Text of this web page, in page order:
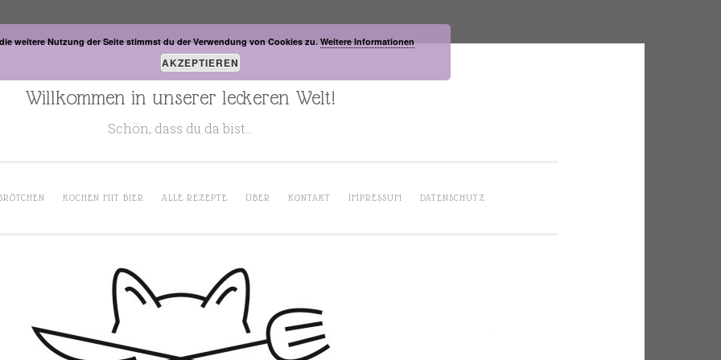
Willkommen in unserer leckeren Welt!
Schön, dass du da bist…
KOCHEN MIT BIER ALLE REZEPTE ÜBER KONTAKT IMPRESSUM DATENSCHUTZ
weitere Nutzung der Seite stimmst du der Verwendung von Cookies zu. Weitere Informationen
AKZEPTIEREN